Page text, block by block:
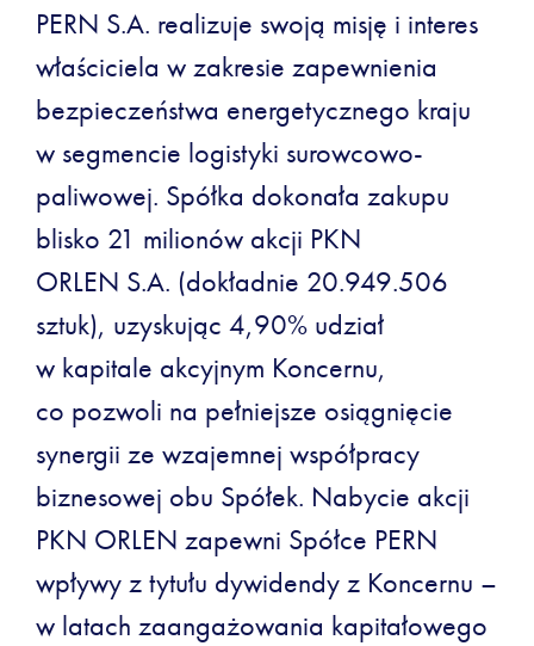
PERN S.A. realizuje swoją misję i interes
właściciela w zakresie zapewnienia
bezpieczeństwa energetycznego kraju
w segmencie logistyki surowcowo-
paliwowej. Spółka dokonała zakupu
blisko 21 milionów akcji PKN
ORLEN S.A. (dokładnie 20.949.506
sztuk), uzyskując 4,90% udział
w kapitale akcyjnym Koncernu,
co pozwoli na pełniejsze osiągnięcie
synergii ze wzajemnej współpracy
biznesowej obu Spółek. Nabycie akcji
PKN ORLEN zapewni Spółce PERN
wpływy z tytułu dywidendy z Koncernu –
w latach zaangażowania kapitałowego